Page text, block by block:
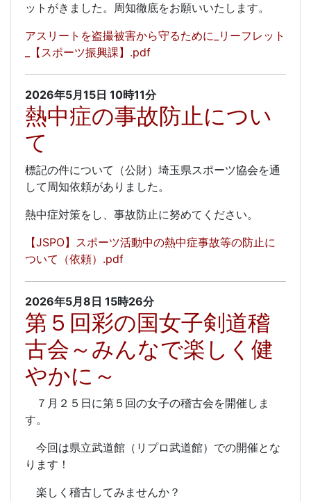
ットがきました。周知徹底をお願いいたします。
アスリートを盗撮被害から守るために_リーフレット
_【スポーツ振興課】.pdf
2026年5月15日 10時11分
熱中症の事故防止につい
て
標記の件について（公財）埼玉県スポーツ協会を通
して周知依頼がありました。
熱中症対策をし、事故防止に努めてください。
【JSPO】スポーツ活動中の熱中症事故等の防止に
ついて（依頼）.pdf
2026年5月8日 15時26分
第５回彩の国女子剣道稽
古会～みんなで楽しく健
やかに～
７月２５日に第５回の女子の稽古会を開催しま
す。
今回は県立武道館（リプロ武道館）での開催とな
ります！
楽しく稽古してみませんか？